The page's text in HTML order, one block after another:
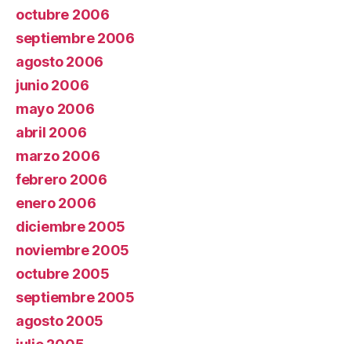
octubre 2006
septiembre 2006
agosto 2006
junio 2006
mayo 2006
abril 2006
marzo 2006
febrero 2006
enero 2006
diciembre 2005
noviembre 2005
octubre 2005
septiembre 2005
agosto 2005